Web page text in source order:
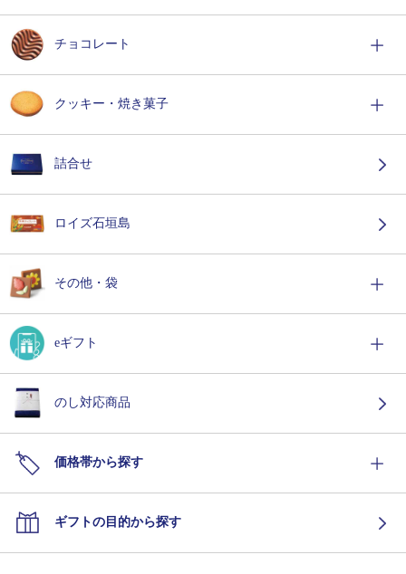
チョコレート
クッキー・焼き菓子
詰合せ
ロイズ石垣島
その他・袋
eギフト
のし対応商品
価格帯から探す
ギフトの目的から探す